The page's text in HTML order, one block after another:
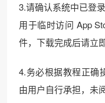
3.请确认系统中已登
用于临时访问 App
件，下载完成后请立
4.务必根据教程正确
由用户自行承担，未